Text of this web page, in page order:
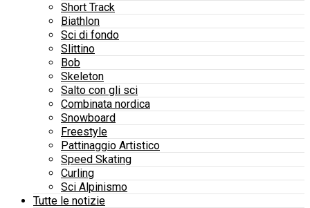
Short Track
Biathlon
Sci di fondo
Slittino
Bob
Skeleton
Salto con gli sci
Combinata nordica
Snowboard
Freestyle
Pattinaggio Artistico
Speed Skating
Curling
Sci Alpinismo
Tutte le notizie